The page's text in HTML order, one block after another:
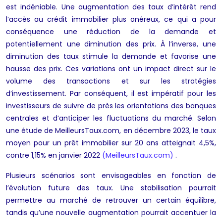
est indéniable. Une augmentation des taux d’intérêt rend
l’accès au crédit immobilier plus onéreux, ce qui a pour
conséquence une réduction de la demande et
potentiellement une diminution des prix. À l’inverse, une
diminution des taux stimule la demande et favorise une
hausse des prix. Ces variations ont un impact direct sur le
volume des transactions et sur les stratégies
d’investissement. Par conséquent, il est impératif pour les
investisseurs de suivre de près les orientations des banques
centrales et d’anticiper les fluctuations du marché. Selon
une étude de MeilleursTaux.com, en décembre 2023, le taux
moyen pour un prêt immobilier sur 20 ans atteignait 4,5%,
contre 1,15% en janvier 2022 (MeilleursTaux.com) .
Plusieurs scénarios sont envisageables en fonction de
l’évolution future des taux. Une stabilisation pourrait
permettre au marché de retrouver un certain équilibre,
tandis qu’une nouvelle augmentation pourrait accentuer la